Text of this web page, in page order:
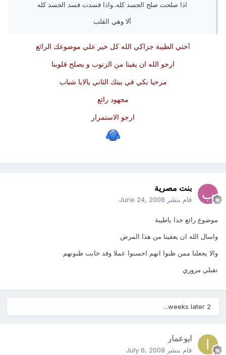
اذا صلحت صلح الجسد كله..واذا فسدت فسد الجسد كله
ألا وهي القلب
ختي الطيبة جزاكي الله كل خير علي موضوعك الرائع
ارجو الله ان يقينا من الزنوب و يصلح قلوبنا
مرحبا بكي في بيتك الثاني يالايا شباب
مجهود رائع
ارجو الاستمرار
بنت مصرية
قام بنشر June 24, 2008
موضوع رائع جدا ياطيبة
واسال الله ان يعفينا من هذا المرض
والا يجعلنا ممن ظنوا انهم احسنوا عملا وقد خابت ظنونهم
تقبلي مروري
2 weeks later...
ابوعمار
قام بنشر July 6, 2008